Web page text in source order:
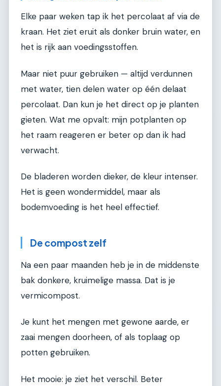
Elke paar weken tap ik het percolaat af via de
kraan. Het ziet eruit als donker bruin water, en
het is rijk aan voedingsstoffen.
Maar niet puur gebruiken — altijd verdunnen
met water, tien delen water op één delaat
percolaat. Dan kun je het direct op je planten
gieten. Wat me opvalt: mijn potplanten op
het raam reageren er beter op dan ik had
verwacht.
De bladeren worden dieker, de kleur intenser.
Het is geen wondermiddel, maar als
bodemvoeding is het heel effectief.
De compost zelf
Na een paar maanden heb je in de middenste
bak donkere, kruimelige massa. Dat is je
vermicompost.
Je kunt het mengen met gewone aarde, er
zaai mengen doorheen, of als toplaag op
potten gebruiken.
Het mooie: je ziet het verschil. Beter